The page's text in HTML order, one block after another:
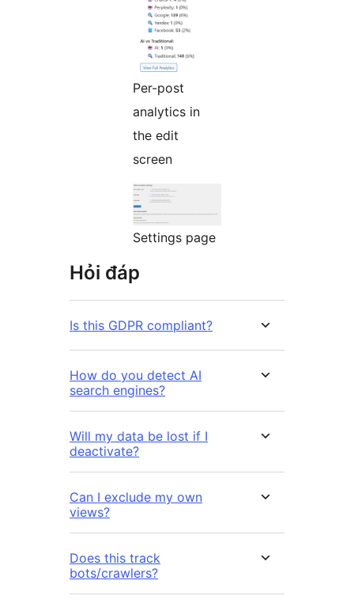
Per-post
analytics in
the edit
screen
Settings page
Hỏi đáp
Is this GDPR compliant?
How do you detect AI
search engines?
Will my data be lost if I
deactivate?
Can I exclude my own
views?
Does this track
bots/crawlers?